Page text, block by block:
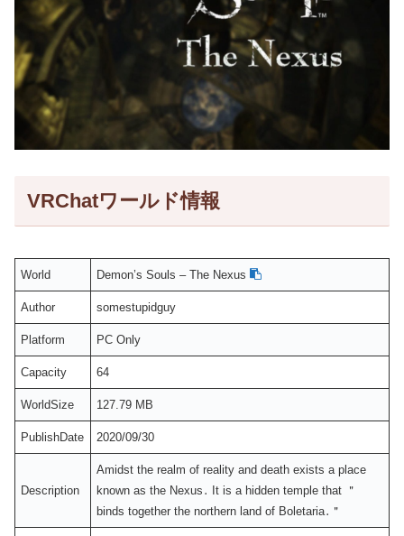
VRChatワールド情報
World Demon’s Souls – The Nexus
Author somestupidguy
Platform PC Only
Capacity 64
WorldSize 127.79 MB
PublishDate 2020/09/30
Description
Amidst the realm of reality and death exists a place
known as the Nexus․ It is a hidden temple that ＂
binds together the northern land of Boletaria․＂